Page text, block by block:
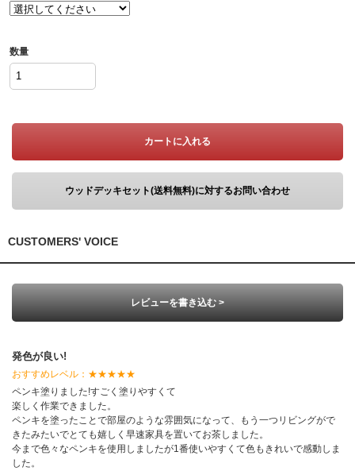
数量
カートに入れる
ウッドデッキセット(送料無料)に対するお問い合わせ
CUSTOMERS' VOICE
レビューを書き込む >
発色が良い!
おすすめレベル： ★★★★★
ペンキ塗りました!すごく塗りやすくて
楽しく作業できました。
ペンキを塗ったことで部屋のような雰囲気になって、もう一つリビングがで
きたみたいでとても嬉しく早速家具を置いてお茶しました。
今まで色々なペンキを使用しましたが1番使いやすくて色もきれいで感動しま
した。